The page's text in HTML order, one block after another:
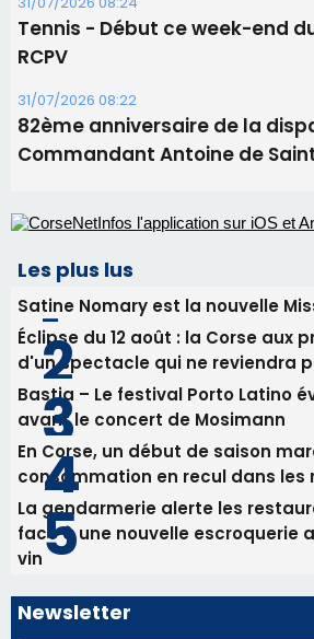
Les plus lus
Satine Nomary est la nouvelle
d'un spectacle qui ne reviendra
Bastia – Le festival Porto Latino
avant le concert de Mosimann
consommation en recul dans les
face à une nouvelle escroquerie
vin
Newsletter
Inscrivez-vous à la newsletter de
email les infos les plus importantes
nos meilleurs articles